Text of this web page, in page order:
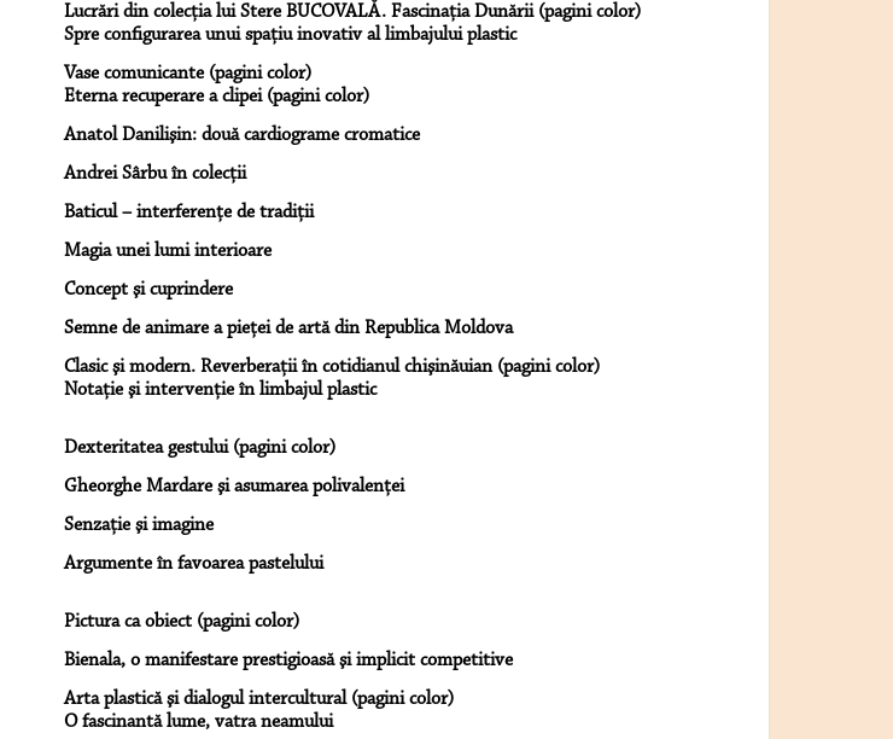
Lucrări din colecţia lui Stere BUCOVALĂ. Fascinaţia Dunării (pagini color)
Spre configurarea unui spaţiu inovativ al limbajului plastic
Vase comunicante (pagini color)
Eterna recuperare a clipei (pagini color)
Anatol Danilişin: două cardiograme cromatice
Andrei Sârbu în colecții
Baticul – interferenţe de tradiţii
Magia unei lumi interioare
Concept şi cuprindere
Semne de animare a pieţei de artă din Republica Moldova
Clasic şi modern. Reverberaţii în cotidianul chişinăuian (pagini color)
Notaţie şi intervenţie în limbajul plastic
Dexteritatea gestului (pagini color)
Gheorghe Mardare şi asumarea polivalenţei
Senzaţie şi imagine
Argumente în favoarea pastelului
Pictura ca obiect (pagini color)
Bienala, o manifestare prestigioasă şi implicit competitive
Arta plastică şi dialogul intercultural (pagini color)
O fascinantă lume, vatra neamului